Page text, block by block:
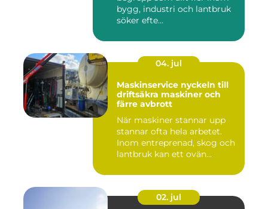
bygg, industri och lantbruk
söker efte...
04. jul
Maskinservice nyckeln till
driftsäkra maskiner och
färre avbrott
När maskiner stannar upp
stannar ofta hela arbetet.
Inom entreprenad, skog och
lantbruk kan ett ovän...
02. jul